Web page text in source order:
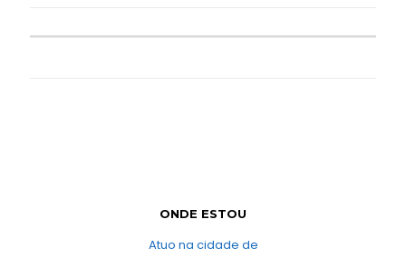
ONDE ESTOU
Atuo na cidade de